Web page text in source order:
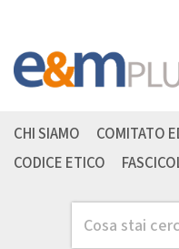
Cerca
CHI SIAMO COMITATO
CODICE ETICO